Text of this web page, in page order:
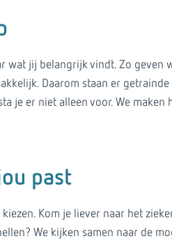
wat jij belangrijk vindt. Zo geven
Daarom staan er
je er niet alleen voor. We maken
past
Kom je liever naar het
We kijken samen naar de